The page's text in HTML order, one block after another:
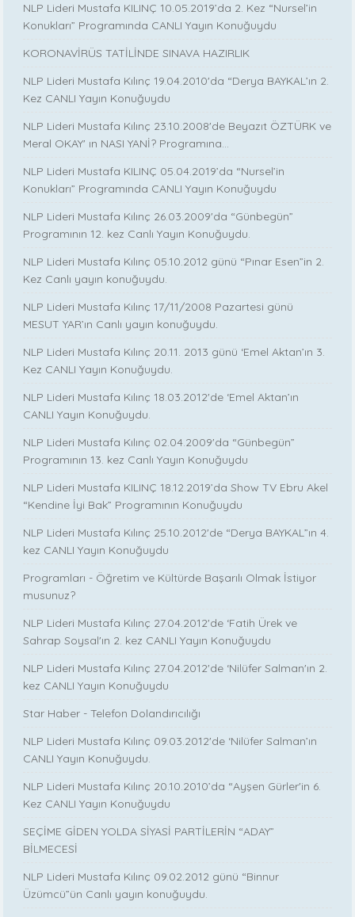
NLP Lideri Mustafa KILINÇ 10.05.2019’da 2. Kez “Nursel’in
Konukları” Programında CANLI Yayın Konuğuydu
KORONAVİRÜS TATİLİNDE SINAVA HAZIRLIK
NLP Lideri Mustafa Kılınç 19.04.2010'da “Derya BAYKAL’ın 2.
Kez CANLI Yayın Konuğuydu
NLP Lideri Mustafa Kılınç 23.10.2008'de Beyazıt ÖZTÜRK ve
Meral OKAY' ın NASI YANİ? Programına...
NLP Lideri Mustafa KILINÇ 05.04.2019’da “Nursel’in
Konukları” Programında CANLI Yayın Konuğuydu
NLP Lideri Mustafa Kılınç 26.03.2009'da “Günbegün”
Programının 12. kez Canlı Yayın Konuğuydu.
NLP Lideri Mustafa Kılınç 05.10.2012 günü “Pınar Esen”in 2.
Kez Canlı yayın konuğuydu.
NLP Lideri Mustafa Kılınç 17/11/2008 Pazartesi günü
MESUT YAR’ın Canlı yayın konuğuydu.
NLP Lideri Mustafa Kılınç 20.11. 2013 günü ‘Emel Aktan’ın 3.
Kez CANLI Yayın Konuğuydu.
NLP Lideri Mustafa Kılınç 18.03.2012'de ‘Emel Aktan’ın
CANLI Yayın Konuğuydu.
NLP Lideri Mustafa Kılınç 02.04.2009'da “Günbegün”
Programının 13. kez Canlı Yayın Konuğuydu
NLP Lideri Mustafa KILINÇ 18.12.2019’da Show TV Ebru Akel
“Kendine İyi Bak” Programının Konuğuydu
NLP Lideri Mustafa Kılınç 25.10.2012'de “Derya BAYKAL”ın 4.
kez CANLI Yayın Konuğuydu
Programları - Öğretim ve Kültürde Başarılı Olmak İstiyor
musunuz?
NLP Lideri Mustafa Kılınç 27.04.2012'de ‘Fatih Ürek ve
Sahrap Soysal'ın 2. kez CANLI Yayın Konuğuydu
NLP Lideri Mustafa Kılınç 27.04.2012'de ‘Nilüfer Salman'ın 2.
kez CANLI Yayın Konuğuydu
Star Haber - Telefon Dolandırıcılığı
NLP Lideri Mustafa Kılınç 09.03.2012'de ‘Nilüfer Salman’ın
CANLI Yayın Konuğuydu.
NLP Lideri Mustafa Kılınç 20.10.2010’da “Ayşen Gürler'in 6.
Kez CANLI Yayın Konuğuydu
SEÇİME GİDEN YOLDA SİYASİ PARTİLERİN “ADAY”
BİLMECESİ
NLP Lideri Mustafa Kılınç 09.02.2012 günü “Binnur
Üzümcü”ün Canlı yayın konuğuydu.